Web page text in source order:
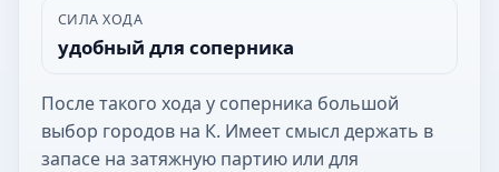
СИЛА ХОДА
удобный для соперника
После такого хода у соперника большой
выбор городов на К. Имеет смысл держать в
запасе на затяжную партию или для